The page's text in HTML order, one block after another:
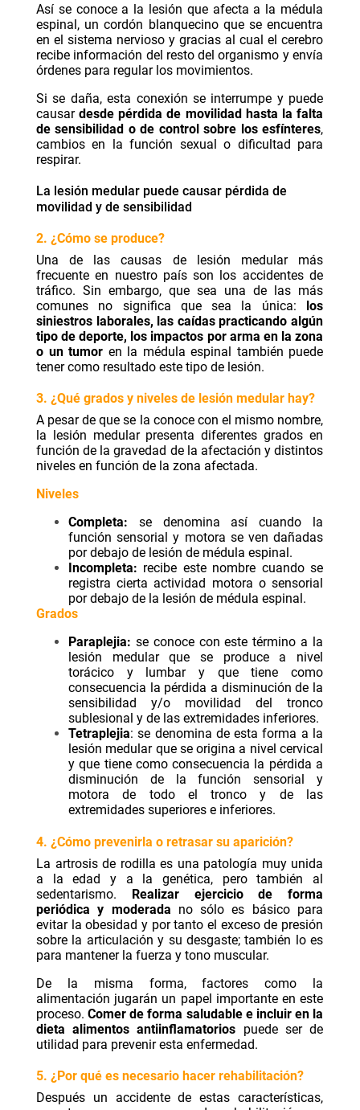
Así se conoce a la lesión que afecta a la médula
espinal, un cordón blanquecino que se encuentra
en el sistema nervioso y gracias al cual el cerebro
recibe información del resto del organismo y envía
órdenes para regular los movimientos.
Si se daña, esta conexión se interrumpe y puede
causardesde pérdida de movilidad hasta la falta
de sensibilidad o de control sobre los esfínteres,
cambios en la función sexual o dificultad para
respirar.
La lesión medular puede causar pérdida de
movilidad y de sensibilidad
2. ¿Cómo se produce?
Una de las causas de lesión medular más
frecuente en nuestro país son los accidentes de
tráfico. Sin embargo, que sea una de las más
comunes no significa que sea la única: los
siniestros laborales, las caídas practicando algún
tipo de deporte, los impactos por arma en la zona
o un tumor en la médula espinal también puede
tener como resultado este tipo de lesión.
3. ¿Qué grados y niveles de lesión medular hay?
A pesar de que se la conoce con el mismo nombre,
la lesión medular presenta diferentes grados en
función de la gravedad de la afectación y distintos
niveles en función de la zona afectada.
Niveles
Completa: se denomina así cuando la
función sensorial y motora se ven dañadas
por debajo de lesión de médula espinal.
Incompleta: recibe este nombre cuando se
registra cierta actividad motora o sensorial
por debajo de la lesión de médula espinal.
Grados
Paraplejia: se conoce con este término a la
lesión medular que se produce a nivel
torácico y lumbar y que tiene como
consecuencia la pérdida a disminución de la
sensibilidad y/o movilidad del tronco
sublesional y de las extremidades inferiores.
Tetraplejia: se denomina de esta forma a la
lesión medular que se origina a nivel cervical
y que tiene como consecuencia la pérdida a
disminución de la función sensorial y
motora de todo el tronco y de las
extremidades superiores e inferiores.
4. ¿Cómo prevenirla o retrasar su aparición?
La artrosis de rodilla es una patología muy unida
a la edad y a la genética, pero también al
sedentarismo. Realizar ejercicio de forma
periódica y moderada no sólo es básico para
evitar la obesidad y por tanto el exceso de presión
sobre la articulación y su desgaste; también lo es
para mantener la fuerza y tono muscular.
De la misma forma, factores como la
alimentación jugarán un papel importante en este
proceso.Comer de forma saludable e incluir en la
dieta alimentos antiinflamatorios puede ser de
utilidad para prevenir esta enfermedad.
5. ¿Por qué es necesario hacer rehabilitación?
Después un accidente de estas características,